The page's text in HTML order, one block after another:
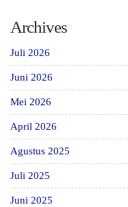
Archives
Juli 2026
Juni 2026
Mei 2026
April 2026
Agustus 2025
Juli 2025
Juni 2025